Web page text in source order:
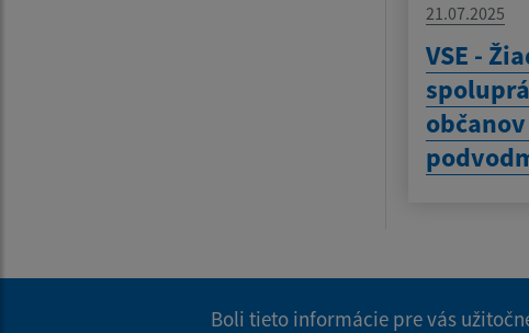
21.07.2025
VSE -
Boli tieto informácie pre vás